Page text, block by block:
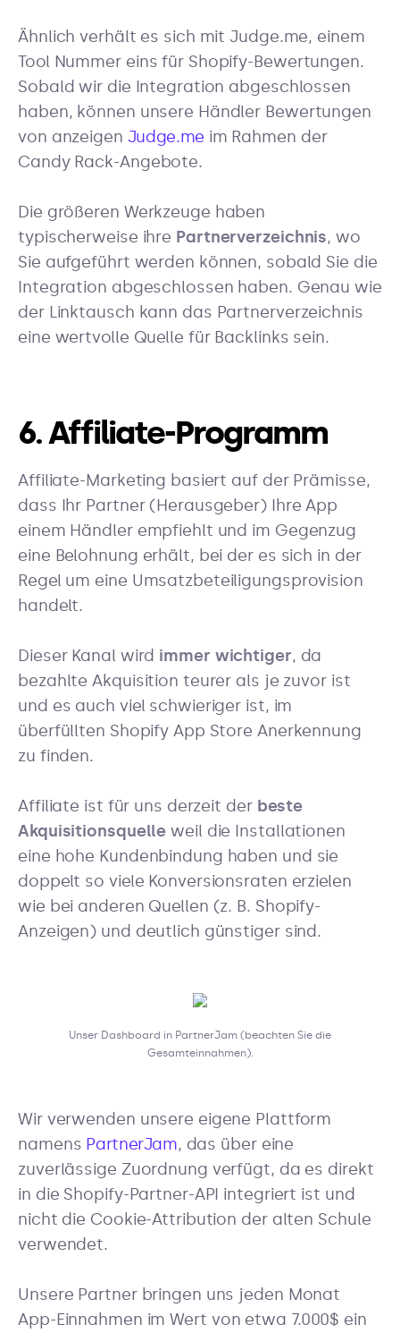
Ähnlich verhält es sich mit Judge.me, einem
Tool Nummer eins für Shopify-Bewertungen.
Sobald wir die Integration abgeschlossen
haben, können unsere Händler Bewertungen
von anzeigen Judge.me im Rahmen der
Candy Rack-Angebote.
Die größeren Werkzeuge haben
typischerweise ihre Partnerverzeichnis, wo
Sie aufgeführt werden können, sobald Sie die
Integration abgeschlossen haben. Genau wie
der Linktausch kann das Partnerverzeichnis
eine wertvolle Quelle für Backlinks sein.
6. Affiliate-Programm
Affiliate-Marketing basiert auf der Prämisse,
dass Ihr Partner (Herausgeber) Ihre App
einem Händler empfiehlt und im Gegenzug
eine Belohnung erhält, bei der es sich in der
Regel um eine Umsatzbeteiligungsprovision
handelt.
Dieser Kanal wird immer wichtiger, da
bezahlte Akquisition teurer als je zuvor ist
und es auch viel schwieriger ist, im
überfüllten Shopify App Store Anerkennung
zu finden.
Affiliate ist für uns derzeit der beste
Akquisitionsquelle weil die Installationen
eine hohe Kundenbindung haben und sie
doppelt so viele Konversionsraten erzielen
wie bei anderen Quellen (z. B. Shopify-
Anzeigen) und deutlich günstiger sind.
Unser Dashboard in PartnerJam (beachten Sie die
Gesamteinnahmen).
Wir verwenden unsere eigene Plattform
namens PartnerJam, das über eine
zuverlässige Zuordnung verfügt, da es direkt
in die Shopify-Partner-API integriert ist und
nicht die Cookie-Attribution der alten Schule
verwendet.
Unsere Partner bringen uns jeden Monat
App-Einnahmen im Wert von etwa 7.000$ ein